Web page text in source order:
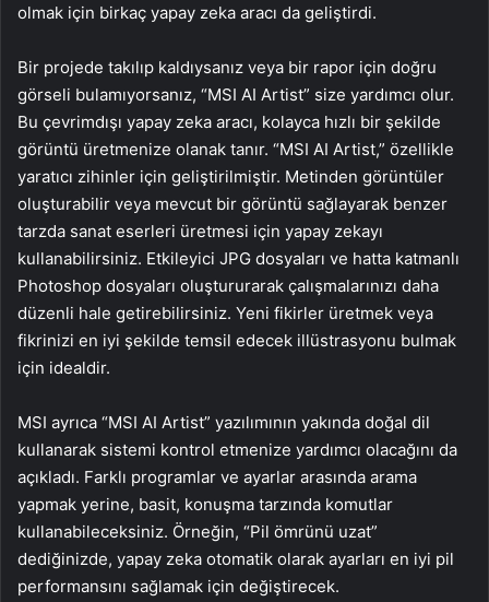
olmak için birkaç yapay zeka aracı da geliştirdi.
Bir projede takılıp kaldıysanız veya bir rapor için doğru
görseli bulamıyorsanız, “MSI AI Artist” size yardımcı olur.
Bu çevrimdışı yapay zeka aracı, kolayca hızlı bir şekilde
görüntü üretmenize olanak tanır. “MSI AI Artist,” özellikle
yaratıcı zihinler için geliştirilmiştir. Metinden görüntüler
oluşturabilir veya mevcut bir görüntü sağlayarak benzer
tarzda sanat eserleri üretmesi için yapay zekayı
kullanabilirsiniz. Etkileyici JPG dosyaları ve hatta katmanlı
Photoshop dosyaları oluştururarak çalışmalarınızı daha
düzenli hale getirebilirsiniz. Yeni fikirler üretmek veya
fikrinizi en iyi şekilde temsil edecek illüstrasyonu bulmak
için idealdir.
MSI ayrıca “MSI AI Artist” yazılımının yakında doğal dil
kullanarak sistemi kontrol etmenize yardımcı olacağını da
açıkladı. Farklı programlar ve ayarlar arasında arama
yapmak yerine, basit, konuşma tarzında komutlar
kullanabileceksiniz. Örneğin, “Pil ömrünü uzat”
dediğinizde, yapay zeka otomatik olarak ayarları en iyi pil
performansını sağlamak için değiştirecek.